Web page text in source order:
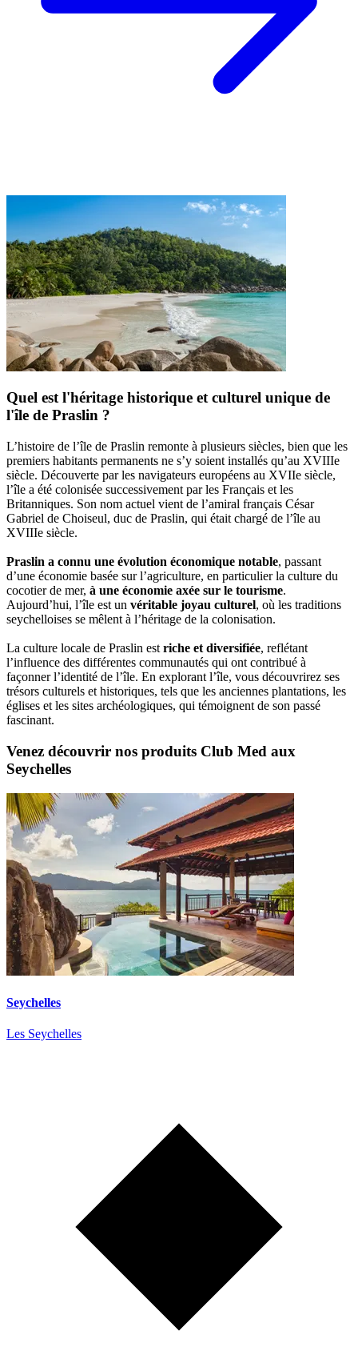
Quel est l'héritage historique et culturel unique de
l'île de Praslin ?
L’histoire de l’île de Praslin remonte à plusieurs siècles, bien que les
premiers habitants permanents ne s’y soient installés qu’au XVIIIe
siècle. Découverte par les navigateurs européens au XVIIe siècle,
l’île a été colonisée successivement par les Français et les
Britanniques. Son nom actuel vient de l’amiral français César
Gabriel de Choiseul, duc de Praslin, qui était chargé de l’île au
XVIIIe siècle.
Praslin a connu une évolution économique notable, passant
d’une économie basée sur l’agriculture, en particulier la culture du
cocotier de mer, à une économie axée sur le tourisme.
Aujourd’hui, l’île est un véritable joyau culturel, où les traditions
seychelloises se mêlent à l’héritage de la colonisation.
La culture locale de Praslin est riche et diversifiée, reflétant
l’influence des différentes communautés qui ont contribué à
façonner l’identité de l’île. En explorant l’île, vous découvrirez ses
trésors culturels et historiques, tels que les anciennes plantations, les
églises et les sites archéologiques, qui témoignent de son passé
fascinant.
Venez découvrir nos produits Club Med aux
Seychelles
Seychelles
Les Seychelles